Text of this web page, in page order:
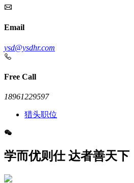
Email
ysd@ysdhr.com
Free Call
18961229597
猎头职位
学而优则仕 达者善天下